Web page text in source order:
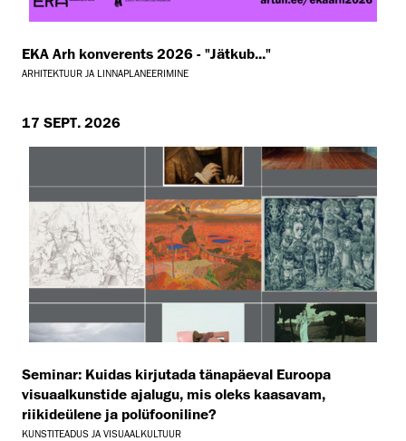
EKA Arh konverents 2026 - "Jätkub..."
ARHITEKTUUR JA LINNAPLANEERIMINE
17 SEPT. 2026
Seminar: Kuidas kirjutada tänapäeval Euroopa
visuaalkunstide ajalugu, mis oleks kaasavam,
riikideülene ja polüfooniline?
KUNSTITEADUS JA VISUAALKULTUUR